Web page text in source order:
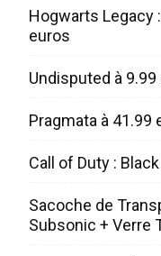
Hogwarts Legacy
euros
Undisputed à 9.99
Pragmata à 41.99
Call of Duty :
Sacoche de
Subsonic + Verre